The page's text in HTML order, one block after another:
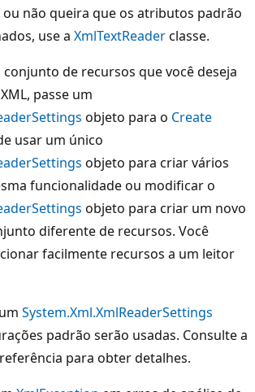
não queira que os atributos padrão
use a XmlTextReaderclasse.
de recursos que você deseja
passe um
objeto para o Create
usar um único
objeto para criar vários
funcionalidade ou modificar o
objeto para criar um novo
diferente de recursos. Você
facilmente recursos a um leitor
System.Xml.XmlReaderSettings
padrão serão usadas. Consulte a
para obter detalhes.